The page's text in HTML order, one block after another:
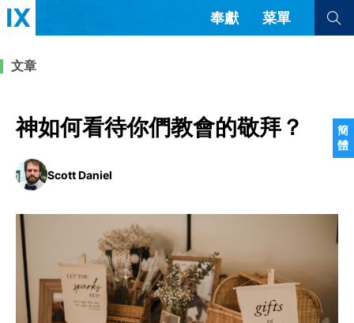
簡
體
奉獻 菜單
教會帶領 解經式講道與神學
福音傳講與宣教 成員制與教會紀律
團契生活與禱告
查看全部
查看全部
简体中文 正體中文
西班牙語
葡萄牙語
烏茲別克語
达里语
波斯語
法語
羅馬尼亞語
越南語
意大利語
德語
文章
神如何看待你們教會的敬拜？
Scott Daniel